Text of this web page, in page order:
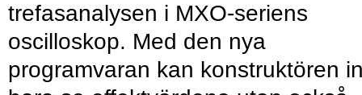
trefasanalysen i MXO-seriens
oscilloskop. Med den nya
programvaran kan konstruktören